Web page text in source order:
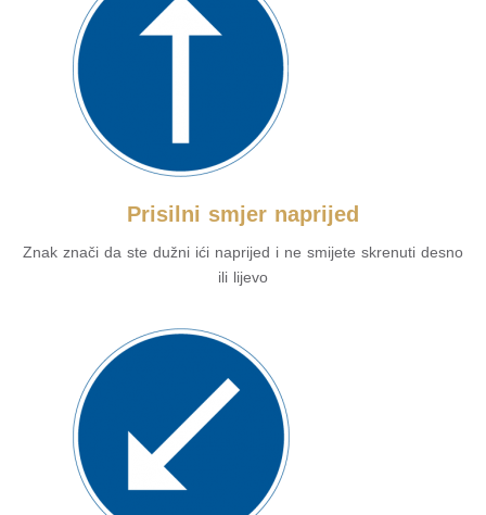
Prisilni smjer naprijed
Znak znači da ste dužni ići naprijed i ne smijete skrenuti desno
ili lijevo